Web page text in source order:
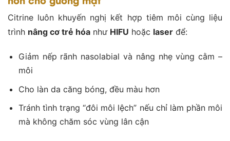
Citrine luôn khuyến nghị kết hợp tiêm môi cùng liệu
trình nâng cơ trẻ hóa như HIFU hoặc laser để:
Giảm nếp rãnh nasolabial và nâng nhẹ vùng cằm –
môi
Cho làn da căng bóng, đều màu hơn
Tránh tình trạng “đôi môi lệch” nếu chỉ làm phần môi
mà không chăm sóc vùng lân cận